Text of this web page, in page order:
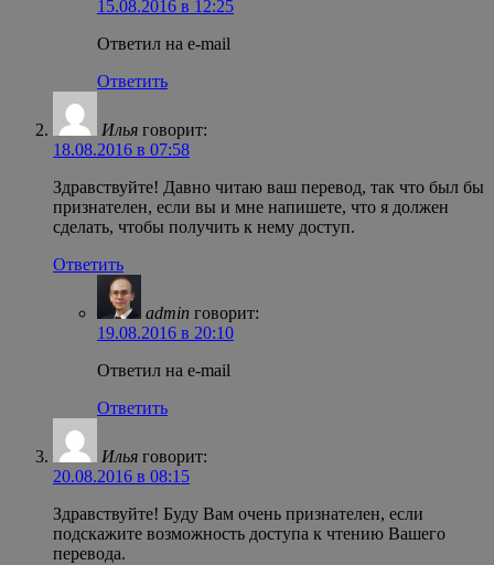
15.08.2016 в 12:25
Ответил на e-mail
Ответить
Илья говорит:
18.08.2016 в 07:58
Здравствуйте! Давно читаю ваш перевод, так что был бы
признателен, если вы и мне напишете, что я должен
сделать, чтобы получить к нему доступ.
Ответить
admin говорит:
19.08.2016 в 20:10
Ответил на e-mail
Ответить
Илья говорит:
20.08.2016 в 08:15
Здравствуйте! Буду Вам очень признателен, если
подскажите возможность доступа к чтению Вашего
перевода.